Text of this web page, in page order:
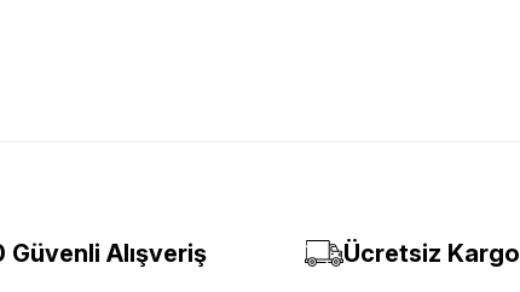
Güvenli Alışveriş Ücretsiz Kargo